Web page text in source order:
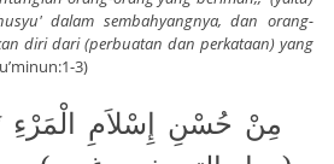
dalam sembahyangnya, dan orang-
diri dari (perbuatan dan perkataan) yang
3)
مِنْ حُسْنِ إِسْلاَمِ الْمَرْءِ